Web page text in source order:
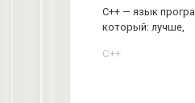
С++ — язык
который: лучше,
C++